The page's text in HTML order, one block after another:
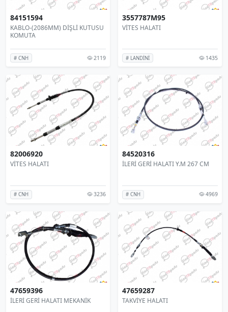
84151594
KABLO-(2086MM) DİŞLİ KUTUSU
KOMUTA
# CNH 2119
3557787M95
VİTES HALATI
# LANDİNİ 1435
82006920
VİTES HALATI
# CNH 3236
84520316
İLERİ GERİ HALATI Y.M 267 CM
# CNH 4969
47659396
İLERİ GERİ HALATI MEKANİK
47659287
TAKVİYE HALATI